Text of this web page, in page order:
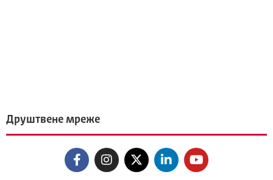
Друштвене мреже